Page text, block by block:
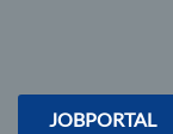
JOBPORTAL